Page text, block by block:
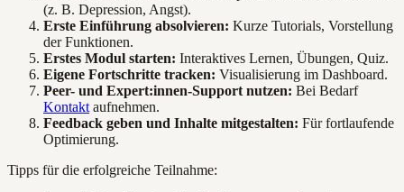
(z. B. Depression, Angst).
Erste Einführung absolvieren: Kurze Tutorials, Vorstellung
der Funktionen.
Erstes Modul starten: Interaktives Lernen, Übungen, Quiz.
Eigene Fortschritte tracken: Visualisierung im Dashboard.
Peer- und Expert:innen-Support nutzen: Bei Bedarf
Kontakt aufnehmen.
Feedback geben und Inhalte mitgestalten: Für fortlaufende
Optimierung.
Tipps für die erfolgreiche Teilnahme: